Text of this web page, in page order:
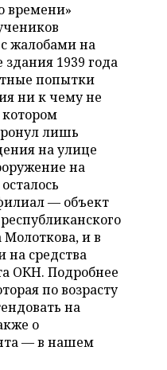
времени»
жалобами на
1939 года
попытки
ни к чему не
лишь
на улице
на
— объект
и в
на средства
ОКН. Подробнее
по возрасту
на
о
— в нашем